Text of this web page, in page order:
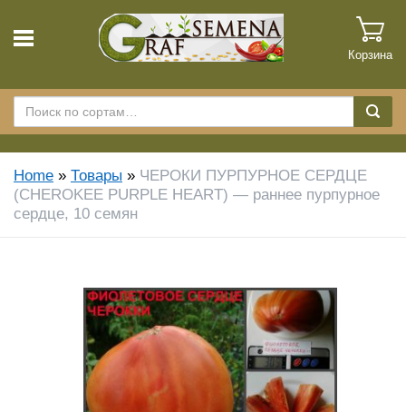
Корзина
Home » Товары » ЧЕРОКИ ПУРПУРНОЕ СЕРДЦЕ
(CHEROKEE PURPLE HEART) — раннее пурпурное
сердце, 10 семян